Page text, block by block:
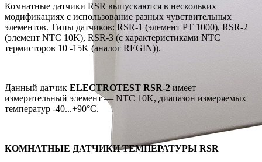
Комнатные датчики RSR выпускаются в нескольких
модификациях с использование разных чувствительных
элементов. Типы датчиков: RSR-1 (элемент PT 1000), RSR-2
(элемент NTC 10K), RSR-3 (с характеристиками NTC
термисторов 10 -15K (аналог REGIN)).
Данный датчик ELECTROTEST RSR-2 имеет
измерительный элемент — NTC 10K, диапазон измеряемых
температур -40...+90°C.
КОМНАТНЫЕ ДАТЧИКИ ТЕМПЕРАТУРЫ RSR